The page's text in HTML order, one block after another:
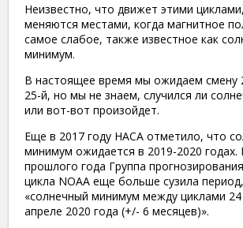
Неизвестно, что движет этими
меняются местами, когда магнитное
самое слабое, также известное как
минимум.
В настоящее время мы ожидаем смену
25-й, но мы не знаем, случился ли
или вот-вот произойдет.
Еще в 2017 году НАСА отметило, что
минимум ожидается в 2019-2020 годах.
прошлого года Группа
цикла NOAA еще больше сузила
«солнечный минимум между циклами 24
апреле 2020 года (+/- 6 месяцев)».